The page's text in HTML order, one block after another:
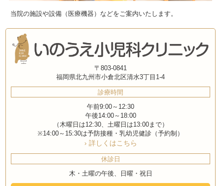
当院の施設や設備（医療機器）などをご案内いたします。
〒803-0841
福岡県北九州市小倉北区清水3丁目1-4
診療時間
午前9:00～12:30
午後14:00～18:00
（木曜日は12:30、土曜日は13:00まで）
※14:00～15:30は予防接種・乳幼児健診（予約制）
› 詳しくはこちら
休診日
木・土曜の午後、日曜・祝日